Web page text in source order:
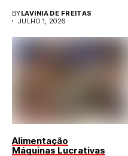
BYLAVINIA DE FREITAS
JULHO 1, 2026
Alimentação
Máquinas Lucrativas